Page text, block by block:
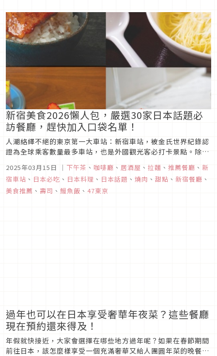
新宿美食2026懶人包，嚴選30家日本話題必
訪餐廳，趕快加入口袋名單！
人潮絡繹不絕的東京第一大車站：新宿車站，被金氏世界紀錄認
證為全球乘客數量最多車站，也是外國觀光客必打卡景點。除了
逛街血拼之外，身為美食一級戰區的新宿車站，也隱藏了不少讓
人垂涎的美食，就讓編輯部來為你一一介紹！
2025年03月15日 ｜ 下午茶 、 咖啡廳 、 居酒屋 、 拉麵 、 推薦餐廳 、 新
宿車站 、 日本必吃 、 日本料理 、 日本話題 、 燒肉 、 甜點 、 新宿餐廳 、
美食推薦 、 壽司 、 鰻魚飯 、 47東京
過年也可以在日本享受奢華年夜菜？這些餐廳
現在預約還來得及！
年假就快接近，大家會選擇在哪些地方過年呢？如果在春節期間
前往日本，該怎麼樣享受一個充滿奢華又給人團圓年菜的晚餐？